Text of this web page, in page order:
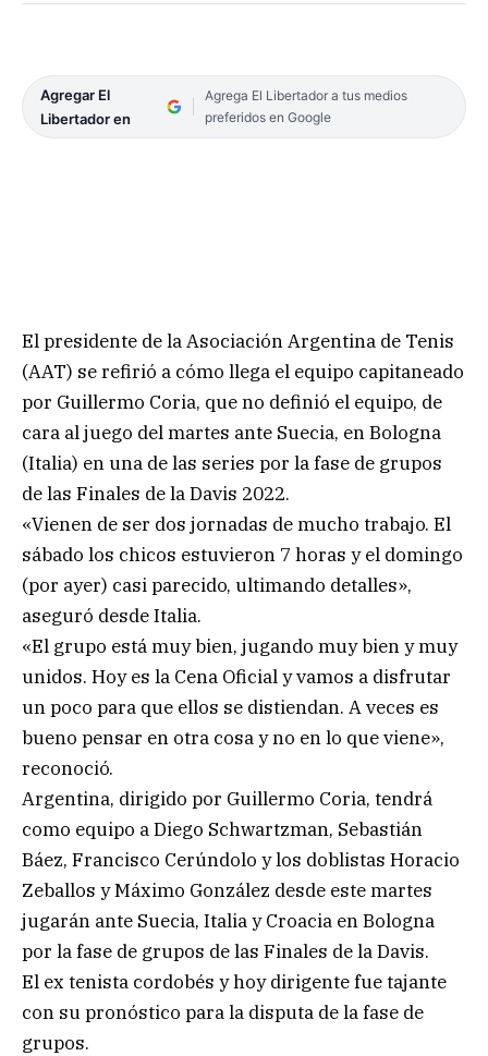
Agregar El
Libertador en
Agrega El Libertador a tus medios
preferidos en Google
El presidente de la Asociación Argentina de Tenis
(AAT) se refirió a cómo llega el equipo capitaneado
por Guillermo Coria, que no definió el equipo, de
cara al juego del martes ante Suecia, en Bologna
(Italia) en una de las series por la fase de grupos
de las Finales de la Davis 2022.
«Vienen de ser dos jornadas de mucho trabajo. El
sábado los chicos estuvieron 7 horas y el domingo
(por ayer) casi parecido, ultimando detalles»,
aseguró desde Italia.
«El grupo está muy bien, jugando muy bien y muy
unidos. Hoy es la Cena Oficial y vamos a disfrutar
un poco para que ellos se distiendan. A veces es
bueno pensar en otra cosa y no en lo que viene»,
reconoció.
Argentina, dirigido por Guillermo Coria, tendrá
como equipo a Diego Schwartzman, Sebastián
Báez, Francisco Cerúndolo y los doblistas Horacio
Zeballos y Máximo González desde este martes
jugarán ante Suecia, Italia y Croacia en Bologna
por la fase de grupos de las Finales de la Davis.
El ex tenista cordobés y hoy dirigente fue tajante
con su pronóstico para la disputa de la fase de
grupos.